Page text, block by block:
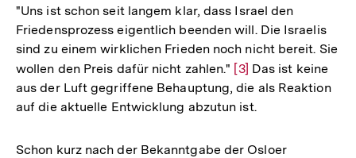
"Uns ist schon seit langem klar, dass Israel den
Friedensprozess eigentlich beenden will. Die Israelis
sind zu einem wirklichen Frieden noch nicht bereit. Sie
wollen den Preis dafür nicht zahlen." Zur
Auflösung
der
[3] Das ist keine
aus der Luft gegriffene Behauptung, die als Reaktion
auf die aktuelle Entwicklung abzutun ist.
Schon kurz nach der Bekanntgabe der Osloer